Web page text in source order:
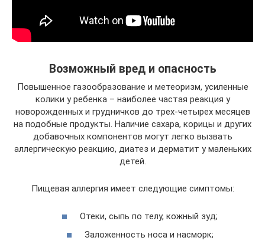
Возможный вред и опасность
Повышенное газообразование и метеоризм, усиленные
колики у ребенка – наиболее частая реакция у
новорожденных и грудничков до трех-четырех месяцев
на подобные продукты. Наличие сахара, корицы и других
добавочных компонентов могут легко вызвать
аллергическую реакцию, диатез и дерматит у маленьких
детей.
Пищевая аллергия имеет следующие симптомы:
Отеки, сыпь по телу, кожный зуд;
Заложенность носа и насморк;